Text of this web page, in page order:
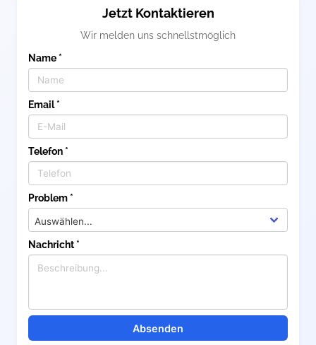
Jetzt Kontaktieren
Wir melden uns schnellstmöglich
Name *
Email *
Telefon *
Problem *
Nachricht *
Absenden